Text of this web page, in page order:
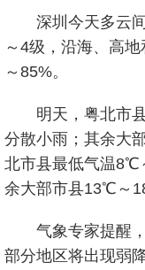
深圳今天多云
～4级，沿海、高
～85%。
明天，粤北市
分散小雨；其余大
北市县最低气温
余大部市县13℃～
气象专家提醒
部分地区将出现弱